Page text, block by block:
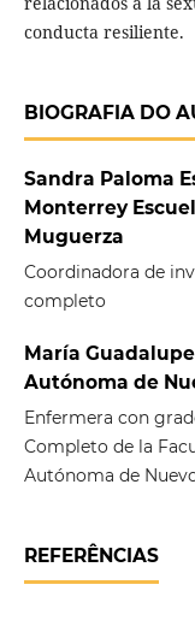
conducta resiliente.
BIOGRAFIA DO
Sandra Paloma
Monterrey
Muguerza
Coordinadora de
completo
María
Autónoma de
Enfermera con
Completo de la
Autónoma de
REFERÊNCIAS